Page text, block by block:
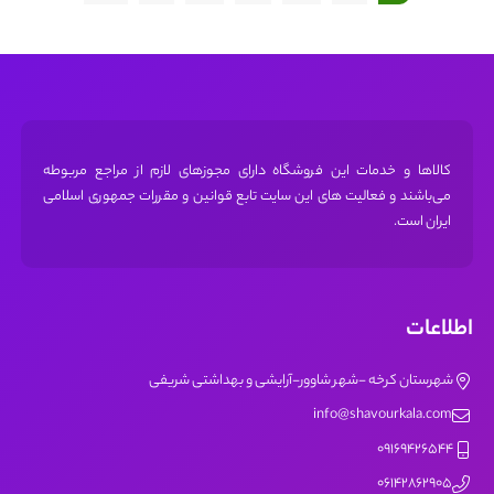
کالاها و خدمات این فروشگاه دارای مجوز‌های لازم از مراجع مربوطه
می‌باشند و فعالیت های این سایت تابع قوانین و مقررات جمهوری اسلامی
ایران است.
اطلاعات
شهرستان کرخه -شهر شاوور-آرایشی و بهداشتی شریفی
info@shavourkala.com
09169426544
06142862905